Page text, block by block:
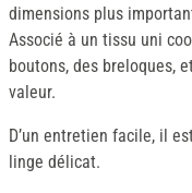
dimensions plus
Associé à un tissu uni
boutons, des breloques,
valeur.
D’un entretien facile, il
linge délicat.